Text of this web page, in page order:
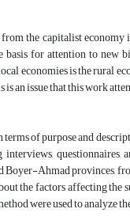
the capitalist
basis for attention to new
economies is the rural
an issue that this work
terms of purpose and
Ahmad provinces,
the factors affecting
were used to